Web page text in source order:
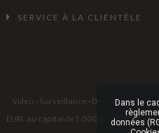
SERVICE À LA CLIENTÈLE
Video-Surveillance-Direct.com est le
EURL au capital de 1.000 € RCS
Dans le
données